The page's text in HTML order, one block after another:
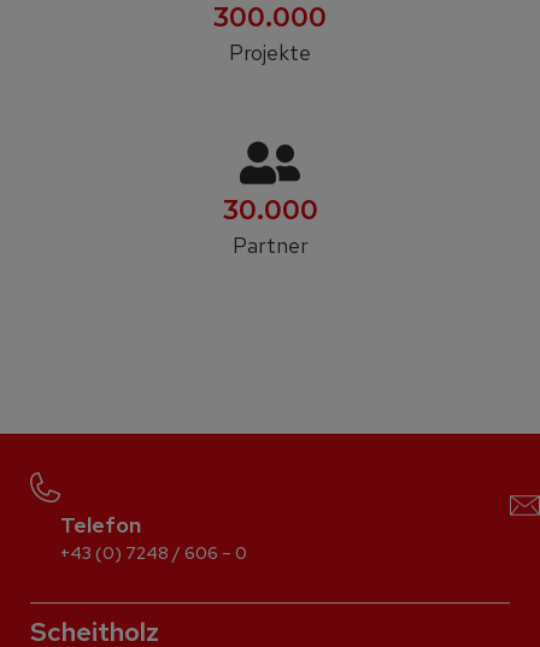
300.000
Projekte
30.000
Partner
Telefon
+43 (0) 7248 / 606 – 0
Scheitholz